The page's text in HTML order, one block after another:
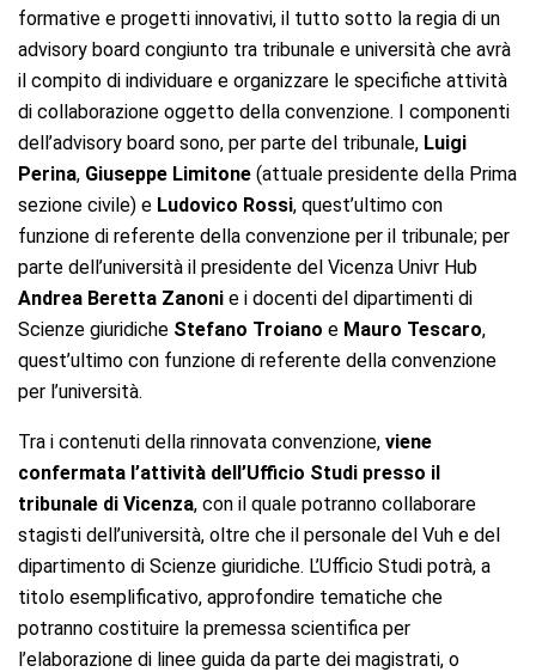
formative e progetti innovativi, il tutto sotto la regia di un
advisory board congiunto tra tribunale e università che avrà
il compito di individuare e organizzare le specifiche attività
di collaborazione oggetto della convenzione. I componenti
dell’advisory board sono, per parte del tribunale, Luigi
Perina, Giuseppe Limitone (attuale presidente della Prima
sezione civile) e Ludovico Rossi, quest’ultimo con
funzione di referente della convenzione per il tribunale; per
parte dell’università il presidente del Vicenza Univr Hub
Andrea Beretta Zanoni e i docenti del dipartimenti di
Scienze giuridiche Stefano Troiano e Mauro Tescaro,
quest’ultimo con funzione di referente della convenzione
per l’università.
Tra i contenuti della rinnovata convenzione, viene
confermata l’attività dell’Ufficio Studi presso il
tribunale di Vicenza, con il quale potranno collaborare
stagisti dell’università, oltre che il personale del Vuh e del
dipartimento di Scienze giuridiche. L’Ufficio Studi potrà, a
titolo esemplificativo, approfondire tematiche che
potranno costituire la premessa scientifica per
l’elaborazione di linee guida da parte dei magistrati, o